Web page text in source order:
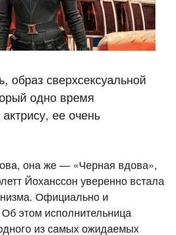
образ сверхсексуальной
одно время
ее очень
она же — «Черная вдова»,
Йоханссон уверенно встала
Официально и
этом исполнительница
из самых ожидаемых